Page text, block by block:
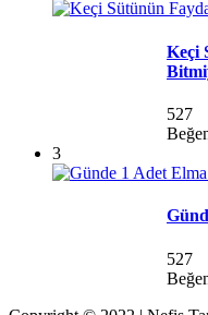
Keçi
527
3
527